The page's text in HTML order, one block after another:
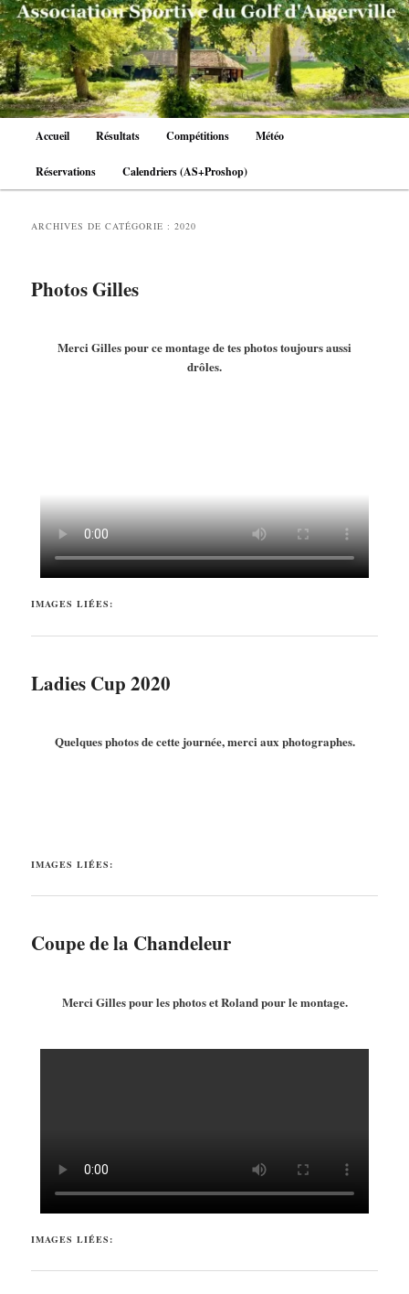
Aller
au
contenu
principal
Aller
au
contenu
secondaire
Accueil Résultats Compétitions Météo
Réservations Calendriers (AS+Proshop)
ARCHIVES DE CATÉGORIE :2020
Photos Gilles
Merci Gilles pour ce montage de tes photos toujours aussi
drôles.
IMAGES LIÉES:
Ladies Cup 2020
Quelques photos de cette journée, merci aux photographes.
IMAGES LIÉES:
Coupe de la Chandeleur
Merci Gilles pour les photos et Roland pour le montage.
IMAGES LIÉES: